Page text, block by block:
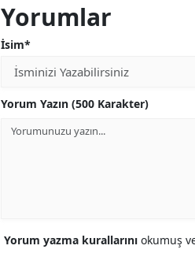
Yorumlar
İsim*
Yorum Yazın (500 Karakter)
Yorum yazma kurallarını okumuş